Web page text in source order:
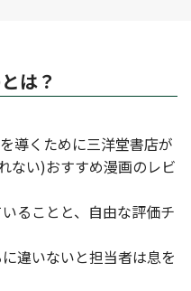
は？
導くために三洋堂書店が
ない)おすすめ漫画のレビ
ることと、自由な評価チ
違いないと担当者は息を